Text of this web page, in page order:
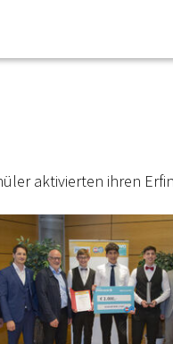
DAS INGENIEURBÜRO
SERVICE
aktivierten ihren